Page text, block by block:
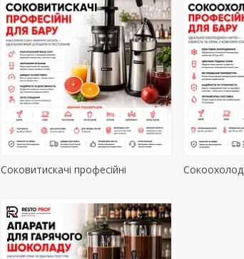
Соковитискачі професійні